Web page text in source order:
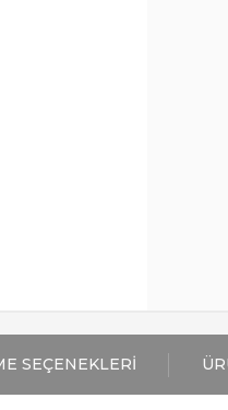
SEÇENEKLERI